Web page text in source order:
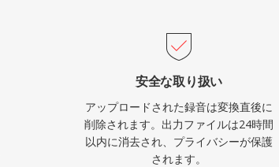
安全な取り扱い
アップロードされた録音は変換直後に
削除されます。出力ファイルは24時間
以内に消去され、プライバシーが保護
されます。